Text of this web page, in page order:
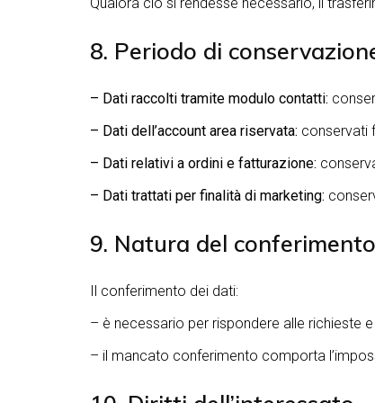
8. Periodo di
– Dati raccolti tramite modulo contatti:
– Dati dell’account area riservata: conservati
– Dati relativi a ordini e fatturazione:
– Dati trattati per finalità di marketing:
9. Natura del
Il conferimento dei dati:
– è necessario per rispondere alle richieste
– il mancato conferimento comporta